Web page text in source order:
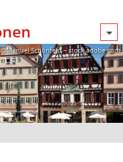
Schönfeld – stock.adobe.com